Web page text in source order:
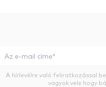
A hírlevélre való feliratkozással
vagyok vele hogy